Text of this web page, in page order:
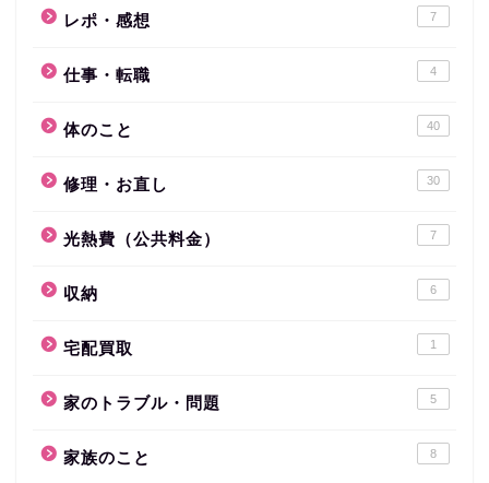
レポ・感想 7
仕事・転職 4
体のこと 40
修理・お直し 30
光熱費（公共料金） 7
収納 6
宅配買取 1
家のトラブル・問題 5
家族のこと 8